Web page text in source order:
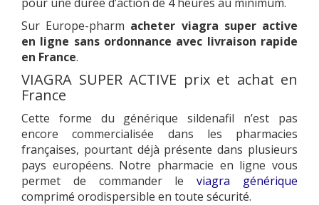
Sur Europe-pharm acheter viagra super active
en ligne sans ordonnance avec livraison rapide
en France.
VIAGRA SUPER ACTIVE prix et achat en
France
Cette forme du générique sildenafil n’est pas
encore commercialisée dans les pharmacies
françaises, pourtant déjà présente dans plusieurs
pays européens. Notre pharmacie en ligne vous
permet de commander leviagra générique
comprimé orodispersible en toute sécurité.